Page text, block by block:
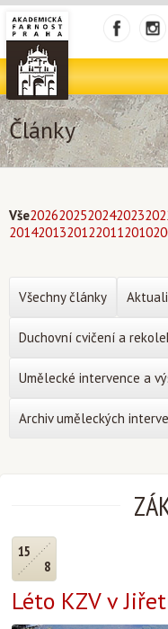
Články
Vše2026202520242023
20142013201220112010
15
8
Léto KZV v
Všechny články
Duchovní cvičení a
Umělecké intervence a
Archiv uměleckých